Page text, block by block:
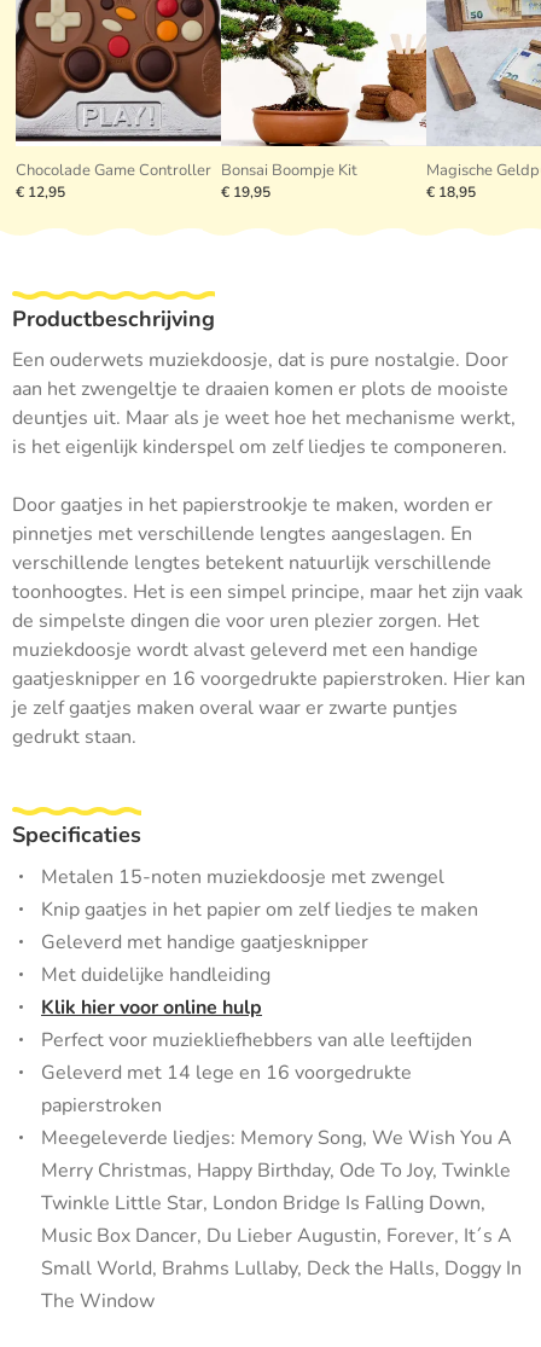
Chocolade Game Controller
€ 12,95
Bonsai Boompje Kit
€ 19,95
Magische
€ 18,95
Productbeschrijving
Een ouderwets muziekdoosje, dat is pure nostalgie. Door
aan het zwengeltje te draaien komen er plots de mooiste
deuntjes uit. Maar als je weet hoe het mechanisme werkt,
is het eigenlijk kinderspel om zelf liedjes te componeren.
Door gaatjes in het papierstrookje te maken, worden er
pinnetjes met verschillende lengtes aangeslagen. En
verschillende lengtes betekent natuurlijk verschillende
toonhoogtes. Het is een simpel principe, maar het zijn vaak
de simpelste dingen die voor uren plezier zorgen. Het
muziekdoosje wordt alvast geleverd met een handige
gaatjesknipper en 16 voorgedrukte papierstroken. Hier kan
je zelf gaatjes maken overal waar er zwarte puntjes
gedrukt staan.
Specificaties
Metalen 15-noten muziekdoosje met zwengel
Knip gaatjes in het papier om zelf liedjes te maken
Geleverd met handige gaatjesknipper
Met duidelijke handleiding
Klik hier voor online hulp
Perfect voor muziekliefhebbers van alle leeftijden
Geleverd met 14 lege en 16 voorgedrukte
papierstroken
Meegeleverde liedjes: Memory Song, We Wish You A
Merry Christmas, Happy Birthday, Ode To Joy, Twinkle
Twinkle Little Star, London Bridge Is Falling Down,
Music Box Dancer, Du Lieber Augustin, Forever, It´s A
Small World, Brahms Lullaby, Deck the Halls, Doggy In
The Window